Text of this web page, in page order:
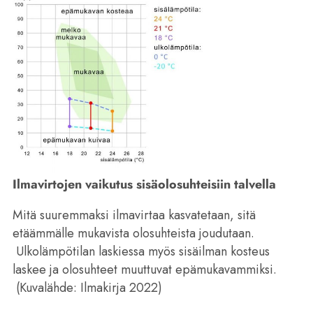
Ilmavirtojen vaikutus sisäolosuhteisiin talvella
Mitä suuremmaksi ilmavirtaa kasvatetaan, sitä
etäämmälle mukavista olosuhteista joudutaan.
Ulkolämpötilan laskiessa myös sisäilman kosteus
laskee ja olosuhteet muuttuvat epämukavammiksi.
(Kuvalähde: Ilmakirja 2022)